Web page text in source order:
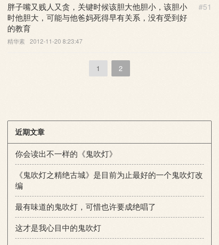
#51
胖子嘴又贱人又贪，关键时候该胆大他胆小，该胆小
时他胆大，可能与他爸妈死得早有关系，没有受到好
的教育
精华素 2012-11-20 8:23:47
1 2
近期文章
你会读出不一样的《鬼吹灯》
《鬼吹灯之精绝古城》是目前为止最好的一个鬼吹灯改
编
最有味道的鬼吹灯，可惜也许要成绝唱了
这才是我心目中的鬼吹灯